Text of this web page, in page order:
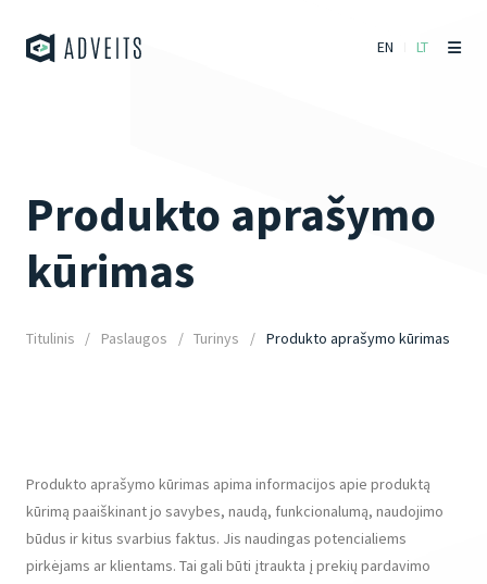
EN LT
Produkto aprašymo
kūrimas
Titulinis Paslaugos Turinys Produkto aprašymo kūrimas
Produkto aprašymo kūrimas apima informacijos apie produktą
kūrimą paaiškinant jo savybes, naudą, funkcionalumą, naudojimo
būdus ir kitus svarbius faktus. Jis naudingas potencialiems
pirkėjams ar klientams. Tai gali būti įtraukta į prekių pardavimo